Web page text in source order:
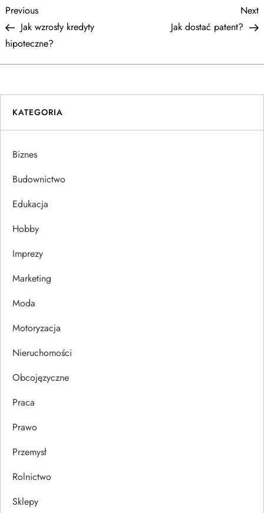
N
a
w
i
g
a
c
a
w
p
u
Previous
Post
Previous
Jak wzrosły kredyty
hipoteczne?
Next
Jak dostać patent?
KATEGORIA
Biznes
Budownictwo
Edukacja
Hobby
Imprezy
Marketing
Moda
Motoryzacja
Nieruchomości
Obcojęzyczne
Praca
Prawo
Przemysł
Rolnictwo
Sklepy